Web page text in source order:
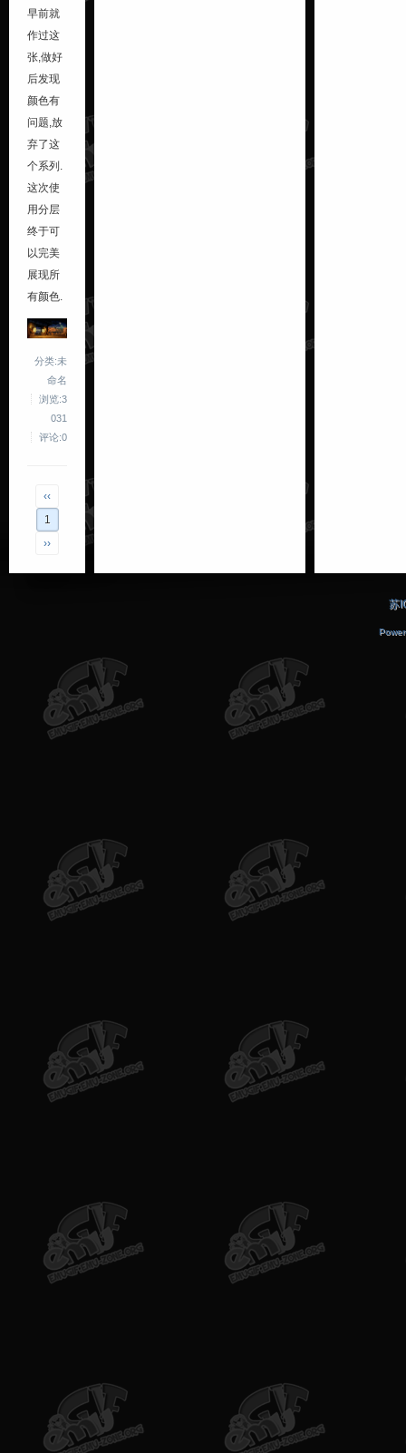
早前就
作过这
张,做好
后发现
颜色有
问题,放
弃了这
个系列.
这次使
用分层
终于可
以完美
展现所
有颜色.
分类:未
命名
浏览:3
031
评论:0
‹‹
1
››
苏